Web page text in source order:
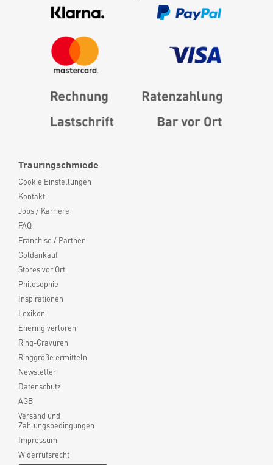
Trauringschmiede
Cookie Einstellungen
Kontakt
Jobs / Karriere
FAQ
Franchise / Partner
Goldankauf
Stores vor Ort
Philosophie
Inspirationen
Lexikon
Ehering verloren
Ring-Gravuren
Ringgröße ermitteln
Newsletter
Datenschutz
AGB
Versand und
Zahlungsbedingungen
Impressum
Widerrufsrecht